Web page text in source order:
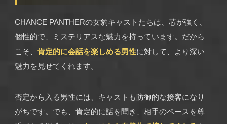
CHANCE PANTHERの女豹キャストたちは、芯が強く、
個性的で、ミステリアスな魅力を持っています。だから
こそ、肯定的に会話を楽しめる男性に対して、より深い
魅力を見せてくれます。
否定から入る男性には、キャストも防御的な接客になり
がちです。でも、肯定的に話を聞き、相手のペースを尊